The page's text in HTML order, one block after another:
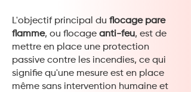
L'objectif principal du flocage pare
flamme, ou flocage anti-feu, est de
mettre en place une protection
passive contre les incendies, ce qui
signifie qu'une mesure est en place
même sans intervention humaine et